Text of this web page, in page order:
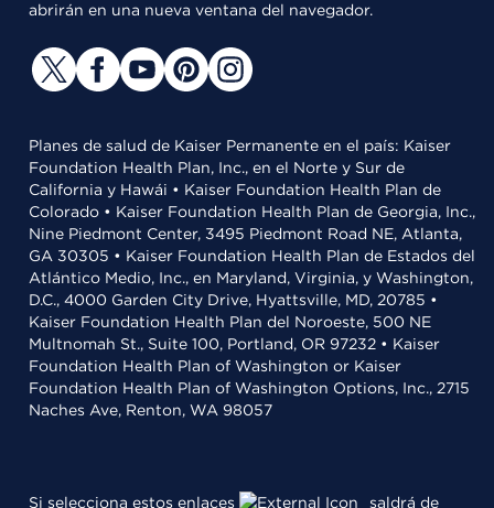
abrirán en una nueva ventana del navegador.
Planes de salud de Kaiser Permanente en el país: Kaiser
Foundation Health Plan, Inc., en el Norte y Sur de
California y Hawái • Kaiser Foundation Health Plan de
Colorado • Kaiser Foundation Health Plan de Georgia, Inc.,
Nine Piedmont Center, 3495 Piedmont Road NE, Atlanta,
GA 30305 • Kaiser Foundation Health Plan de Estados del
Atlántico Medio, Inc., en Maryland, Virginia, y Washington,
D.C., 4000 Garden City Drive, Hyattsville, MD, 20785 •
Kaiser Foundation Health Plan del Noroeste, 500 NE
Multnomah St., Suite 100, Portland, OR 97232 • Kaiser
Foundation Health Plan of Washington or Kaiser
Foundation Health Plan of Washington Options, Inc., 2715
Naches Ave, Renton, WA 98057
Si selecciona estos enlaces saldrá de